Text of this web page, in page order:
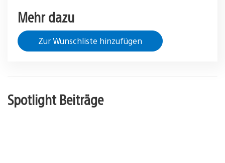
Mehr dazu
Zur Wunschliste hinzufügen
Spotlight Beiträge